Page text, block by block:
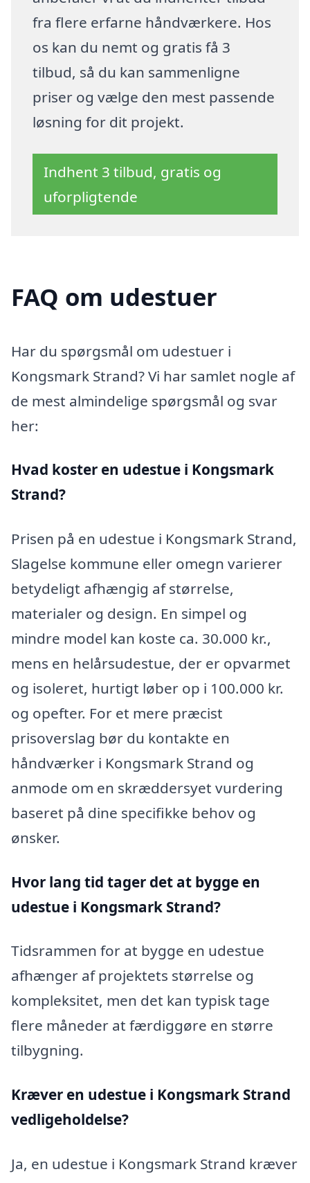
fra flere erfarne håndværkere. Hos
os kan du nemt og gratis få 3
tilbud, så du kan sammenligne
priser og vælge den mest passende
løsning for dit projekt.
Indhent 3 tilbud, gratis og
uforpligtende
FAQ om udestuer
Har du spørgsmål om udestuer i
Kongsmark Strand? Vi har samlet nogle af
de mest almindelige spørgsmål og svar
her:
Hvad koster en udestue i Kongsmark
Strand?
Prisen på en udestue i Kongsmark Strand,
Slagelse kommune eller omegn varierer
betydeligt afhængig af størrelse,
materialer og design. En simpel og
mindre model kan koste ca. 30.000 kr.,
mens en helårsudestue, der er opvarmet
og isoleret, hurtigt løber op i 100.000 kr.
og opefter. For et mere præcist
prisoverslag bør du kontakte en
håndværker i Kongsmark Strand og
anmode om en skræddersyet vurdering
baseret på dine specifikke behov og
ønsker.
Hvor lang tid tager det at bygge en
udestue i Kongsmark Strand?
Tidsrammen for at bygge en udestue
afhænger af projektets størrelse og
kompleksitet, men det kan typisk tage
flere måneder at færdiggøre en større
tilbygning.
Kræver en udestue i Kongsmark Strand
vedligeholdelse?
Ja, en udestue i Kongsmark Strand kræver